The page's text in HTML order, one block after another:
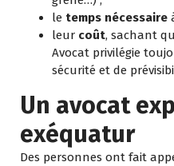
le temps nécessaire
leur coût, sachant
Avocat privilégie
sécurité et de
Un avocat
exéquatur
Des personnes ont fait